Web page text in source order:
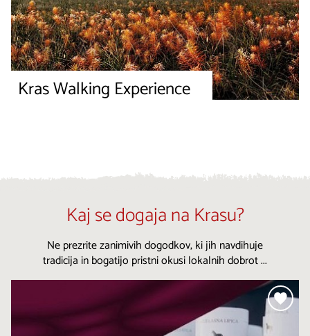
Kras Walking Experience
Kaj se dogaja na Krasu?
Ne prezrite zanimivih dogodkov, ki jih navdihuje
tradicija in bogatijo pristni okusi lokalnih dobrot ...
SENOŽEČE
9. 8. 2026 |19:00
Več